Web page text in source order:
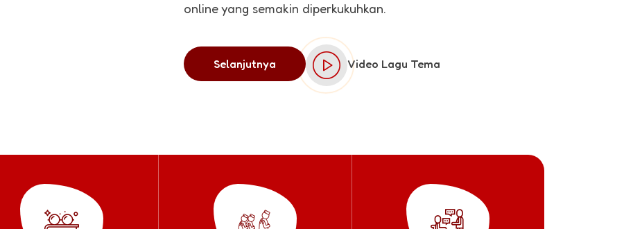
online yang semakin diperkukuhkan.
Selanjutnya Video Lagu Tema